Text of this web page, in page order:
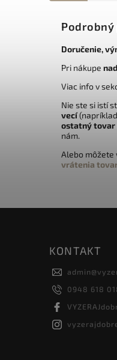
Podrobný
Doručenie,
Pri nákupe
Viac info v
Nie ste si istí
vecí
ostatný tovar
nám.
Alebo môžete
vrátenia
KONTAKT
admin@
0948 618